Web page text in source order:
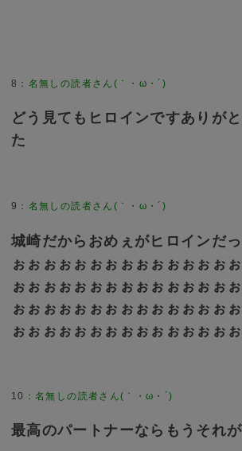
8 ： 名無しの読者さん(｀・ω・´)
どう見てもヒロインですありが
た
9 ： 名無しの読者さん(｀・ω・´)
城崎だからおめぇがヒロインだ
ぉぉぉぉぉぉぉぉぉぉぉぉぉぉ
ぉぉぉぉぉぉぉぉぉぉぉぉぉぉ
ぉぉぉぉぉぉぉぉぉぉぉぉぉぉ
ぉぉぉぉぉぉぉぉぉぉぉぉぉぉ
10 ：名無しの読者さん(｀・ω・´)
最高のパートナーならもうそれ